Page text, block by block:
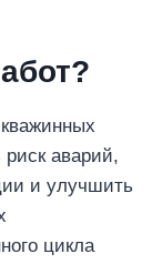
аварий,
и улучшить
цикла